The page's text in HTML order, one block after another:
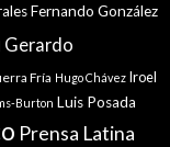
Fernando González
Gerardo
Fría Hugo Chávez Iroel
Burton Luis Posada
Prensa Latina